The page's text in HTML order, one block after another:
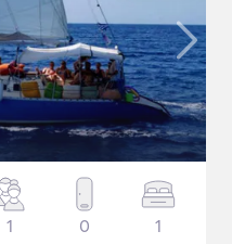
1 0 1